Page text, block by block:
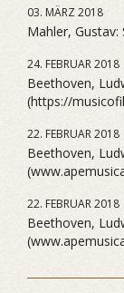
03. MÄRZ 2018
Mahler, Gustav:
24. FEBRUAR 2018
Beethoven,
(https://
22. FEBRUAR 2018
Beethoven,
22. FEBRUAR 2018
Beethoven,